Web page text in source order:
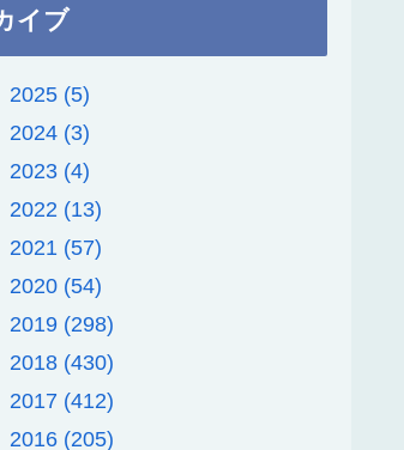
イブ
2025 5
2024 3
2023 4
2022
13
2021
57
2020 54
2019 298
2018 430
2017 412
2016 205